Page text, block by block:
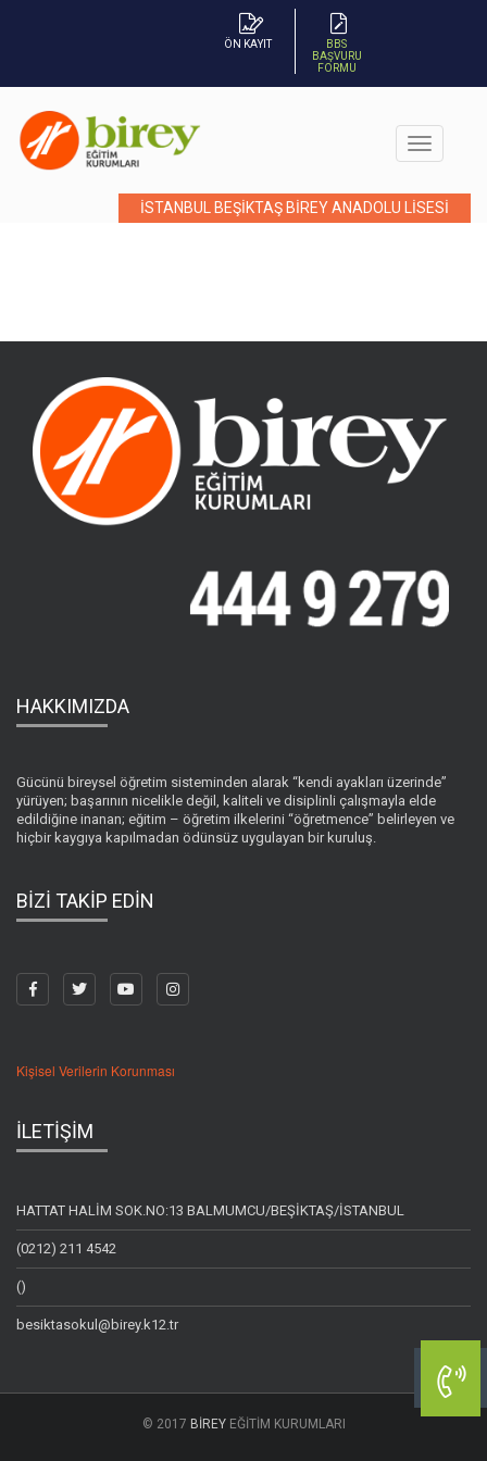
BBS
BAŞVURU
FORMU
ÖN KAYIT
İSTANBUL BEŞİKTAŞ BİREY ANADOLU LİSESİ
HAKKIMIZDA
Gücünü bireysel öğretim sisteminden alarak “kendi ayakları üzerinde”
yürüyen; başarının nicelikle değil, kaliteli ve disiplinli çalışmayla elde
edildiğine inanan; eğitim – öğretim ilkelerini “öğretmence” belirleyen ve
hiçbir kaygıya kapılmadan ödünsüz uygulayan bir kuruluş.
BİZİ TAKİP EDİN
Kişisel Verilerin Korunması
İLETİŞİM
HATTAT HALİM SOK.NO:13 BALMUMCU/BEŞİKTAŞ/İSTANBUL
(0212) 211 4542
()
besiktasokul@birey.k12.tr
© 2017 BİREY EĞİTİM KURUMLARI